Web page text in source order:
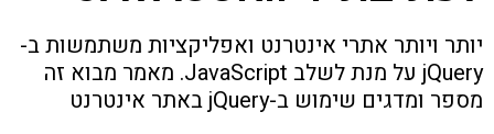
יותר ויותר אתרי אינטרנט ואפליקציות משתמשות ב-
jQuery על מנת לשלב JavaScript. מאמר מבוא זה
מספר ומדגים שימוש ב-jQuery באתר אינטרנט